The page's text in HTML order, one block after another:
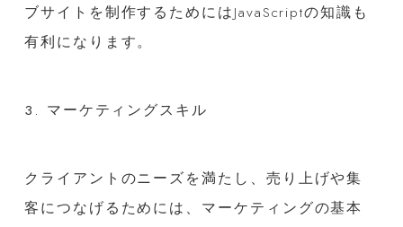
ブサイトを制作するためにはJavaScriptの知識も
有利になります。
3. マーケティングスキル
クライアントのニーズを満たし、売り上げや集
客につなげるためには、マーケティングの基本